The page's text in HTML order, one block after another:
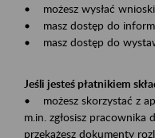
• możesz wysłać wnioski
• masz dostęp do
• masz dostęp do
Jeśli jesteś płatnikiem
• możesz skorzystać z
m.in. zgłosisz pracownika
przekażesz dokumenty